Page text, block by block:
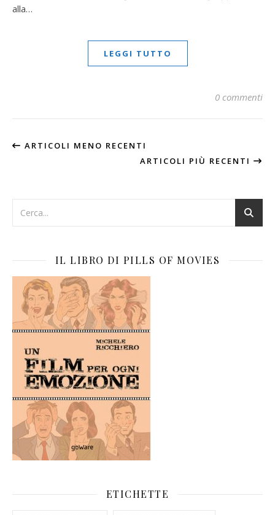
alla…
LEGGI TUTTO
0 commenti
ARTICOLI MENO RECENTI
ARTICOLI PIÙ RECENTI
IL LIBRO DI PILLS OF MOVIES
ETICHETTE